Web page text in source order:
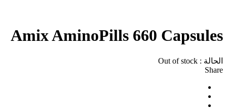
Amix AminoPills 660 Capsules
الحالة : Out of stock
Share